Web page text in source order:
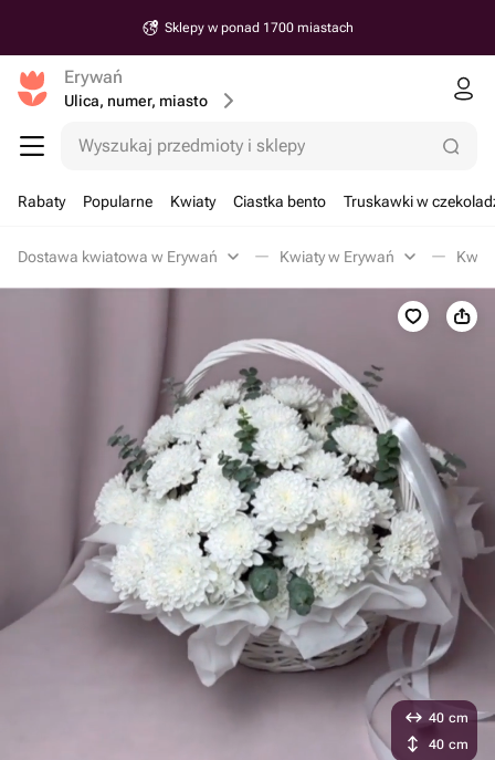
Sklepy w ponad 1700 miastach
Erywań
Ulica, numer, miasto
Wyszukaj przedmioty i sklepy
Rabaty Popularne Kwiaty Ciastka bento Truskawki w
Dostawa kwiatowa w Erywań Kwiaty w Erywań
40 cm
40 cm